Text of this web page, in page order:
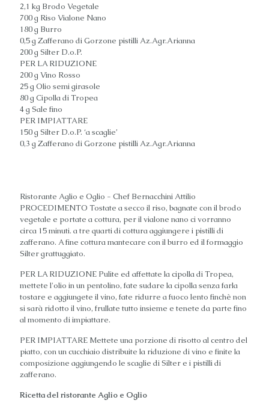
2,1 kg Brodo Vegetale
700 g Riso Vialone Nano
180 g Burro
0,5 g Zafferano di Gorzone pistilli Az.Agr.Arianna
200 g Silter D.o.P.
PER LA RIDUZIONE
200 g Vino Rosso
25 g Olio semi girasole
80 g Cipolla di Tropea
4 g Sale fino
PER IMPIATTARE
150 g Silter D.o.P. ‘a scaglie’
0,3 g Zafferano di Gorzone pistilli Az.Agr.Arianna
Ristorante Aglio e Oglio - Chef Bernacchini Attilio
PROCEDIMENTO Tostate a secco il riso, bagnate con il brodo
vegetale e portate a cottura, per il vialone nano ci vorranno
circa 15 minuti. a tre quarti di cottura aggiungere i pistilli di
zafferano. A fine cottura mantecare con il burro ed il formaggio
Silter grattuggiato.
PER LA RIDUZIONE Pulite ed affettate la cipolla di Tropea,
mettete l'olio in un pentolino, fate sudare la cipolla senza farla
tostare e aggiungete il vino, fate ridurre a fuoco lento finchè non
si sarà ridotto il vino, frullate tutto insieme e tenete da parte fino
al momento di impiattare.
PER IMPIATTARE Mettete una porzione di risotto al centro del
piatto, con un cucchiaio distribuite la riduzione di vino e finite la
composizione aggiungendo le scaglie di Silter e i pistilli di
zafferano.
Ricetta del ristorante Aglio e Oglio